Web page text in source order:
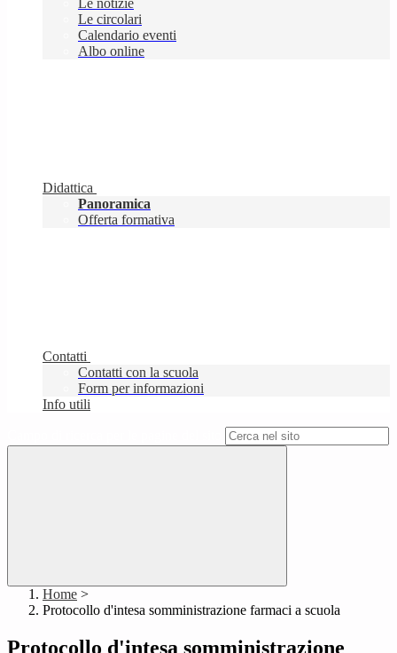
Le notizie
Le circolari
Calendario eventi
Albo online
Didattica
Panoramica
Offerta formativa
Contatti
Contatti con la scuola
Form per informazioni
Info utili
Home >
Protocollo d'intesa somministrazione farmaci a scuola
Protocollo d'intesa somministrazione